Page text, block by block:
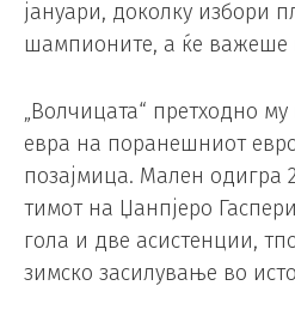
јануари, доколку избори
шампионите, а ќе важеше
„Волчицата“ претходно
евра на поранешниот
позајмица. Мален одигра
тимот на Џанпјеро
гола и две асистенции,
зимско засилување во